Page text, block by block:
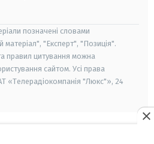
позначені словами
"Експерт", "Позиція".
правил цитування можна
сайтом. Усі права
«Телерадіокомпанія "Люкс"», 24